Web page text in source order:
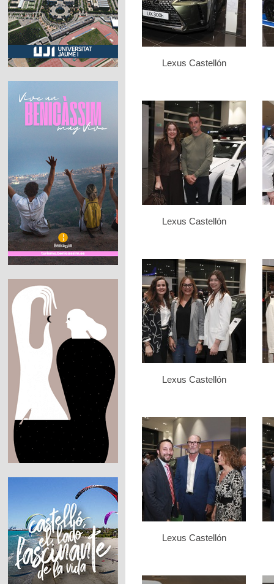
Lexus Castellón
Lexus Castellón
Lexus Castellón
Lexus Castellón